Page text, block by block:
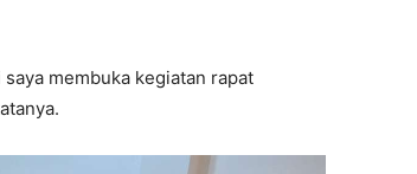
membuka kegiatan rapat